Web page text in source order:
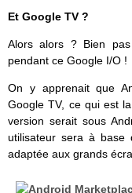
Et Google TV ?
Alors alors ? Bien
pendant ce Google I/O !
On y apprenait que
Google TV, ce qui est
version serait sous
utilisateur sera à base
adaptée aux grands